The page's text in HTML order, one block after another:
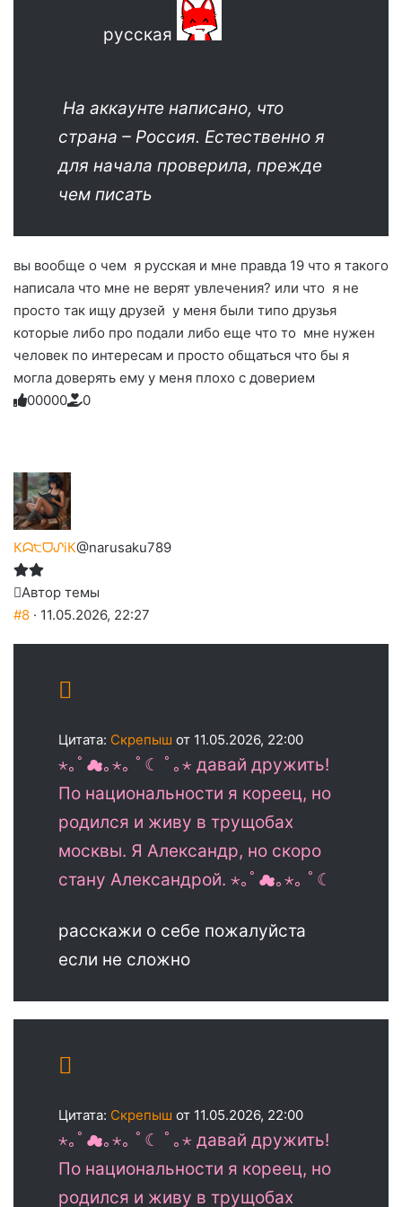
русская
На аккаунте написано, что
страна – Россия. Естественно я
для начала проверила, прежде
чем писать
вы вообще о чем я русская и мне правда 19 что я такого
написала что мне не верят увлечения? или что я не
просто так ищу друзей у меня были типо друзья
которые либо про подали либо еще что то мне нужен
человек по интересам и просто общаться что бы я
могла доверять ему у меня плохо с доверием
Голосуйте
0
Нажмите
0
Нажмите
слез
0
Нажмите
0
Нажмите
0
Нажмите
0
Кᗣ੮ᗜᔑiК@narusaku789
Автор темы
#8 · 11.05.2026, 22:27
Цитата: Скрепыш от 11.05.2026, 22:00
⋆｡ﾟ☁︎｡⋆｡ ﾟ☾ ﾟ｡⋆ давай дружить!
По национальности я кореец, но
родился и живу в трущобах
москвы. Я Александр, но скоро
стану Александрой. ⋆｡ﾟ☁︎｡⋆｡ ﾟ☾
расскажи о себе пожалуйста
если не сложно
Цитата: Скрепыш от 11.05.2026, 22:00
⋆｡ﾟ☁︎｡⋆｡ ﾟ☾ ﾟ｡⋆ давай дружить!
По национальности я кореец, но
родился и живу в трущобах